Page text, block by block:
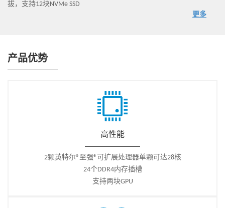
拔，支持12块NVMe SSD
配置32块2.5"硬盘，支持SATA/SAS/SSD硬盘，支持热插拔，支持12块
更多
产品优势
高性能
2颗英特尔®至强®可扩展处理器单颗可达28核
24个DDR4内存插槽
支持两块GPU